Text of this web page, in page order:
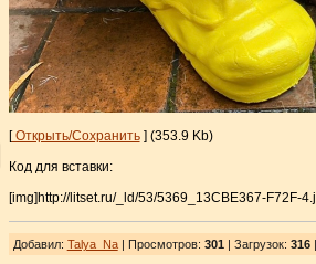
[Открыть/Сохранить] (353.9 Kb)
Код для вставки:
[img]http://litset.ru/_ld/53/5369_13CBE367-F72F-
Добавил: Talya_Na| Просмотров: 301| Загрузок: 316|